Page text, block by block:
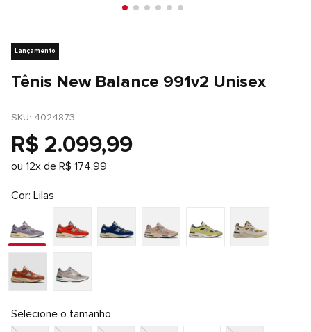
Lançamento
Tênis New Balance 991v2 Unisex
SKU: 4024873
R$ 2.099,99
ou 12x de R$ 174,99
Cor Lilas
Selecione o tamanho